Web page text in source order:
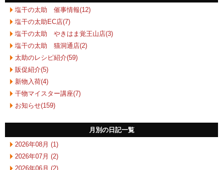
塩干の太助 催事情報(12)
塩干の太助EC店(7)
塩干の太助 やきはま覚王山店(3)
塩干の太助 猫洞通店(2)
太助のレシピ紹介(59)
販促紹介(5)
新物入荷(4)
干物マイスター講座(7)
お知らせ(159)
月別の日記一覧
2026年08月 (1)
2026年07月 (2)
2026年06月 (2)